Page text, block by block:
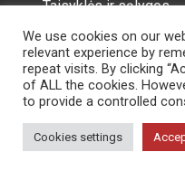
Taisyklės ir sąlygos
Wellmer.lt
We use cookies on our
relevant experience by
repeat visits. By clicking
of ALL the cookies.
to provide a controlled
Cookies settings